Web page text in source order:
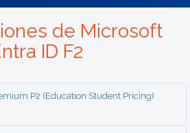
de Microsoft
ID F2
P2 (Education Student Pricing)